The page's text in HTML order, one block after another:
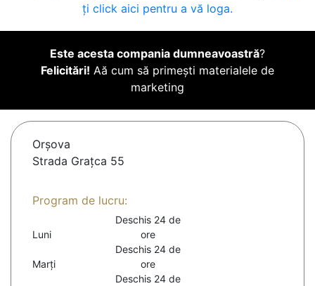
ți click aici pentru a vă loga.
Este acesta compania dumneavoastră?
Felicitări! Aă cum să primești materialele de
marketing
Orşova
Strada Graţca 55
Program de lucru:
Luni
Deschis 24 de
ore
Marți
Deschis 24 de
ore
Deschis 24 de